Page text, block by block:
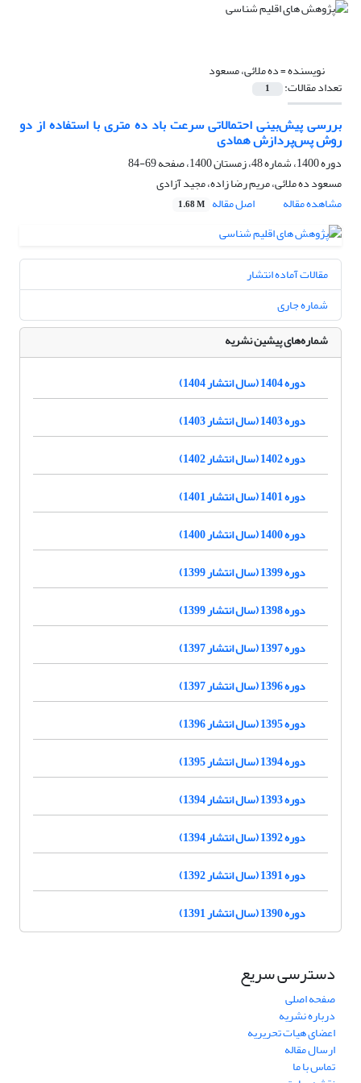
نویسنده =ده ملائی، مسعود
تعداد مقالات: 1
بررسی پیش‌بینی‌ احتمالاتی سرعت باد ده متری با استفاده از دو
روش پس‌پردازش همادی
دوره 1400، شماره 48، زمستان 1400، صفحه
69-84
مسعود ده ملائی، مریم رضا زاده، مجید آزادی
مشاهده مقاله
اصل مقاله 1.68 M
مقالات آماده انتشار
شماره جاری
شماره‌های پیشین نشریه
دوره 1404 (سال انتشار 1404)
دوره 1403 (سال انتشار 1403)
دوره 1402 (سال انتشار 1402)
دوره 1401 (سال انتشار 1401)
دوره 1400 (سال انتشار 1400)
دوره 1399 (سال انتشار 1399)
دوره 1398 (سال انتشار 1399)
دوره 1397 (سال انتشار 1397)
دوره 1396 (سال انتشار 1397)
دوره 1395 (سال انتشار 1396)
دوره 1394 (سال انتشار 1395)
دوره 1393 (سال انتشار 1394)
دوره 1392 (سال انتشار 1394)
دوره 1391 (سال انتشار 1392)
دوره 1390 (سال انتشار 1391)
دسترسی سریع
صفحه اصلی
درباره نشریه
اعضای هیات تحریریه
ارسال مقاله
تماس با ما